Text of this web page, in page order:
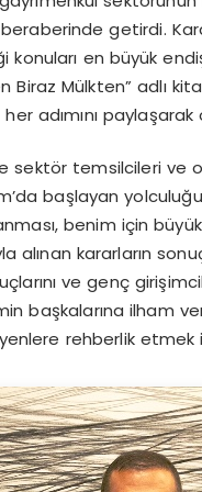
beraberinde getirdi.
en büyük
Biraz Mülkten” adlı
adımını
temsilcileri ve
başlayan
benim için
alınan kararların
ve genç
başkalarına ilham
rehberlik etmek